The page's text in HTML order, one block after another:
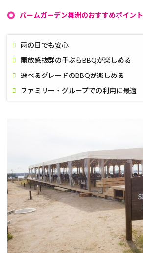
パームガーデン舞洲のおすすめポイント
雨の日でも安心
開放感抜群の手ぶらBBQが楽しめる
選べるグレードのBBQが楽しめる
ファミリー・グループでの利用に最適